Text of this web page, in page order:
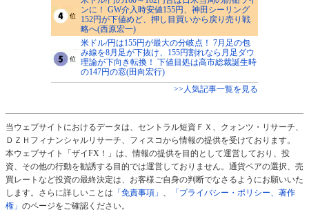
ンに！ GW介入時安値155円、神田シーリング
152円が下値めど、押し目買いから戻り売り戦
略へ(西原宏一)
米ドル/円は155円が最大の分岐点！ 7月足の包
み線を8月足が下抜け、155円割れなら月足ダウ
理論が下向き転換！ 下値目処は高市総裁誕生時
の147円の窓(田向宏行)
>>人気記事一覧を見る
当ウェブサイトにおけるデータは、セントラル短資ＦＸ、クォンツ・リサーチ、
ＤＺＨフィナンシャルリサーチ、フィスコから情報の提供を受けております。
本ウェブサイト「ザイFX！」は、情報の提供を目的として運営しており、投
資、その他の行動を勧誘する目的では運営しておりません。通貨ペアの選択、売
買レートなど投資の最終決定は、お客様ご自身の判断でなさるようにお願いいた
します。さらに詳しいことは 「免責事項」
「プライバシー・ポリシー、著作
権」 のページをご確認ください。